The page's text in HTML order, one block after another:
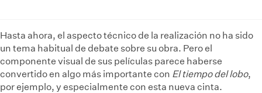
Hasta ahora, el aspecto técnico de la realización no ha sido
un tema habitual de debate sobre su obra. Pero el
componente visual de sus películas parece haberse
convertido en algo más importante con El tiempo del lobo,
por ejemplo, y especialmente con esta nueva cinta.